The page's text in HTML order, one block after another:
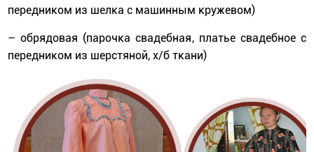
передником из шелка с машинным кружевом)
– обрядовая (парочка свадебная, платье свадебное с
передником из шерстяной, х/б ткани)